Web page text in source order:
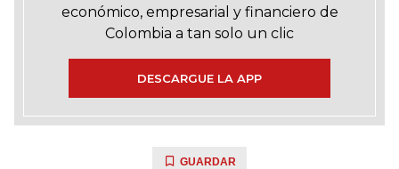
económico, empresarial y financiero de
Colombia a tan solo un clic
DESCARGUE LA APP
GUARDAR